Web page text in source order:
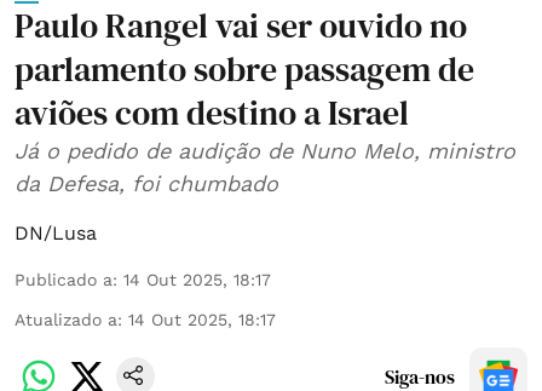
Paulo Rangel vai ser ouvido no
parlamento sobre passagem de
aviões com destino a Israel
Já o pedido de audição de Nuno Melo, ministro
da Defesa, foi chumbado
DN/Lusa
Publicado a: 14 Out 2025, 18:17
Atualizado a: 14 Out 2025, 18:17
Siga-nos